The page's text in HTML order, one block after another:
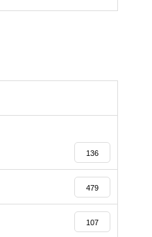
136
479
107